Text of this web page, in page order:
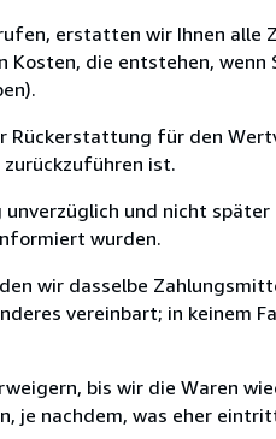
erstatten wir Ihnen alle
Kosten, die entstehen,
Rückerstattung für den
zurückzuführen ist.
und nicht
wurden.
wir dasselbe
vereinbart; in keinem
bis wir die Waren
je nachdem, was eher